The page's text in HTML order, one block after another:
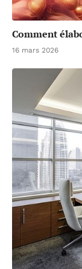
Comment
16 mars 2026